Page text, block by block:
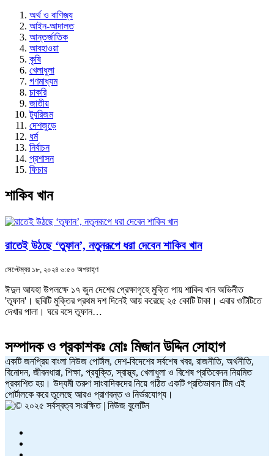
অর্থ ও বাণিজ্য
আইন-আদালত
আন্তর্জাতিক
আবহাওয়া
কৃষি
খেলাধুলা
গণমাধ্যম
চাকরি
জাতীয়
ট্যুরিজম
দেশজুড়ে
ধর্ম
নির্বাচন
প্রশাসন
ফিচার
শাকিব খান
রাতেই উঠছে ‘তুফান’, নতুনরূপে ধরা দেবেন শাকিব খান
সেপ্টেম্বর ১৮, ২০২৪ ৬:৫০ অপরাহ্ণ
ঈদুল আযহা উপলক্ষে ১৭ জুন দেশের প্রেক্ষাগৃহে মুক্তি পায় শাকিব খান অভিনীত
'তুফান'। ছবিটি মুক্তির প্রথম দশ দিনেই আয় করেছে ২৫ কোটি টাকা। এবার ওটিটিতে
দেখার পালা। ঘরে বসে তুফান…
সম্পাদক ও প্রকাশকঃ মোঃ মিজান উদ্দিন সোহাগ
একটি জনপ্রিয় বাংলা নিউজ পোর্টাল, দেশ-বিদেশের সর্বশেষ খবর, রাজনীতি, অর্থনীতি,
বিনোদন, জীবনধারা, শিক্ষা, প্রযুক্তি, স্বাস্থ্য, খেলাধুলা ও বিশেষ প্রতিবেদন নিয়মিত
প্রকাশিত হয়। উদ্যমী তরুণ সাংবাদিকদের নিয়ে গঠিত একটি প্রতিভাবান টিম এই
পোর্টালকে করে তুলেছে আরও প্রাণবন্ত ও নির্ভরযোগ্য।